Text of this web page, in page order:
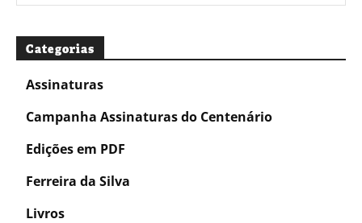
Categorias
Assinaturas
Campanha Assinaturas do Centenário
Edições em PDF
Ferreira da Silva
Livros